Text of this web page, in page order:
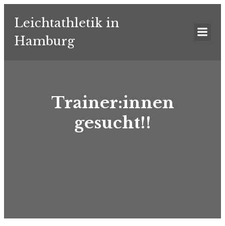
Leichtathletik in
Hamburg
Trainer:innen
gesucht!!